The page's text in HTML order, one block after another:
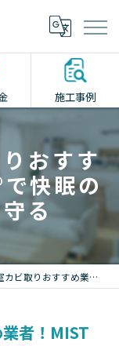
施工事例
おすす
快眠の
る
業者！MIST工法®で快眠の空間を根本から守る
者！MIST